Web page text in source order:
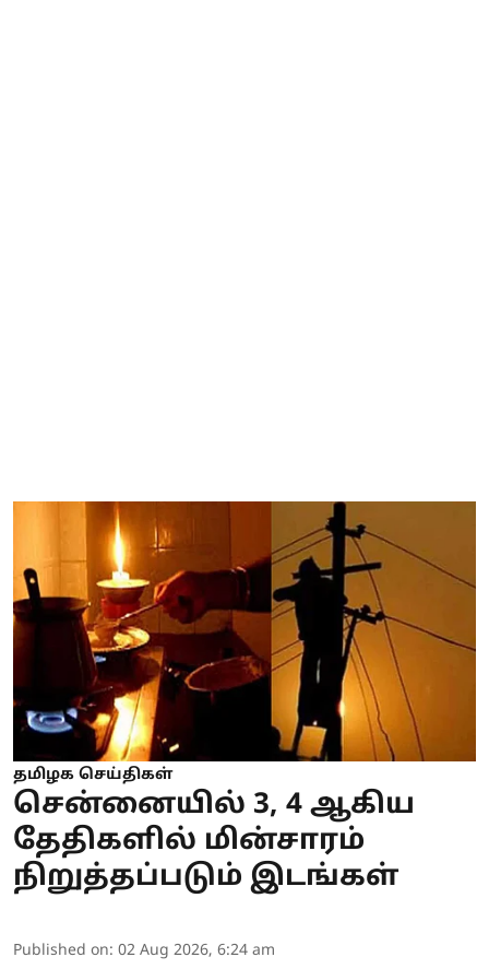
தமிழக செய்திகள்
சென்னையில் 3, 4 ஆகிய
தேதிகளில் மின்சாரம்
நிறுத்தப்படும் இடங்கள்
Published on: 02 Aug 2026, 6:24 am